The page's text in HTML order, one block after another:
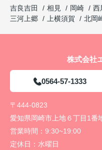
吉良吉田
相見 岡崎 西
三河上郷
上横須賀 北岡
株式会社
0564-57-1333
〒444-0823
愛知県岡崎市上地６丁目1番
営業時間： 9:30~19:00
定休日： 水曜日